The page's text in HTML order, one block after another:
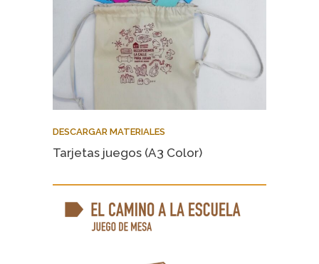
DESCARGAR MATERIALES
Tarjetas juegos (A3 Color)